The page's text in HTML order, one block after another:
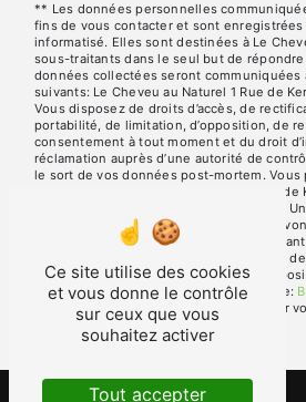
** Les données personnelles
fins de vous contacter et sont
informatisé. Elles sont destinées à Le
sous-traitants dans le seul but de
données collectées seront communiquées
suivants: Le Cheveu au Naturel 1 Rue de
Vous disposez de droits d’accès, de
portabilité, de limitation, d’opposition, de
consentement à tout moment et du droit
réclamation auprès d’une autorité de
le sort de vos données post-mortem. Vous
droits par voie postale à l'adresse 1 Rue
ou par courrier électronique à l'adresse .
pourra vous être demandé. Nous
la période de prise de contact puis
légale aux fins probatoires et de gestion
le droit de vous inscrire sur la liste
téléphonique, disponible à cette adresse:
le site cnil.fr pour plus d’informations sur
Ce site utilise des cookies
et vous donne le contrôle
sur ceux que vous
souhaitez activer
Tout accepter